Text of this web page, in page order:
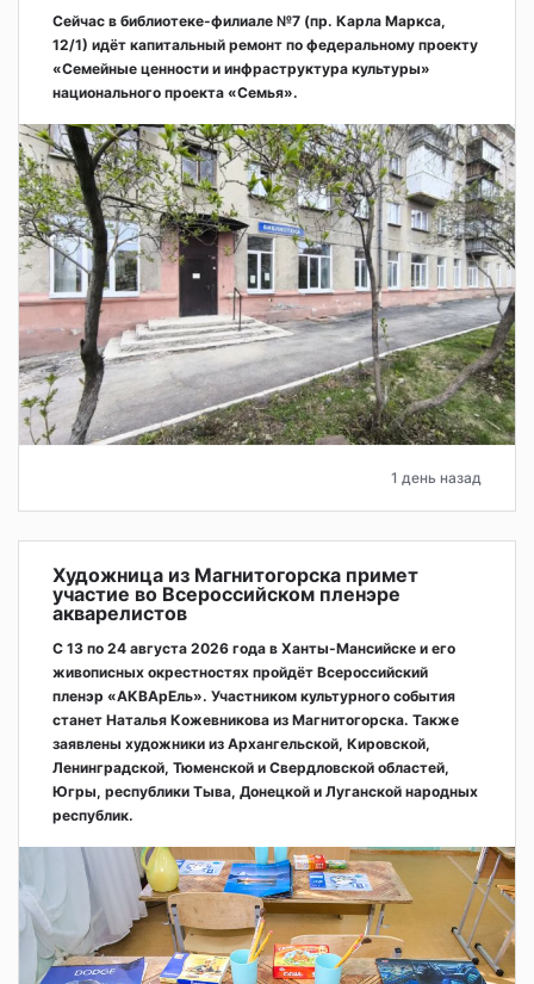
Сейчас в библиотеке-филиале №7 (пр. Карла Маркса,
12/1) идёт капитальный ремонт по федеральному проекту
«Семейные ценности и инфраструктура культуры»
национального проекта «Семья».
1 день назад
Художница из Магнитогорска примет
участие во Всероссийском пленэре
акварелистов
С 13 по 24 августа 2026 года в Ханты-Мансийске и его
живописных окрестностях пройдёт Всероссийский
пленэр «АКВАрЕль». Участником культурного события
станет Наталья Кожевникова из Магнитогорска. Также
заявлены художники из Архангельской, Кировской,
Ленинградской, Тюменской и Свердловской областей,
Югры, республики Тыва, Донецкой и Луганской народных
республик.